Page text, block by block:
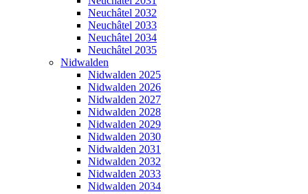
Neuchâtel 2032
Neuchâtel 2033
Neuchâtel 2034
Neuchâtel 2035
Nidwalden
Nidwalden 2025
Nidwalden 2026
Nidwalden 2027
Nidwalden 2028
Nidwalden 2029
Nidwalden 2030
Nidwalden 2031
Nidwalden 2032
Nidwalden 2033
Nidwalden 2034